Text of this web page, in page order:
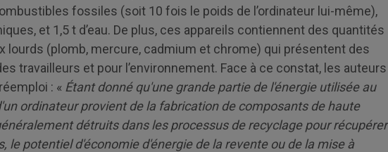
fossiles (soit 10 fois le poids de l’ordinateur lui-même),
et 1,5 t d’eau. De plus, ces appareils contiennent des quantités
lourds (plomb, mercure, cadmium et chrome) qui présentent des
travailleurs et pour l’environnement. Face à ce constat, les auteurs
: « Étant donné qu'une grande partie de l'énergie utilisée au
ordinateur provient de la fabrication de composants de haute
détruits dans les processus de recyclage pour récupérer
le potentiel d'économie d'énergie de la revente ou de la mise à